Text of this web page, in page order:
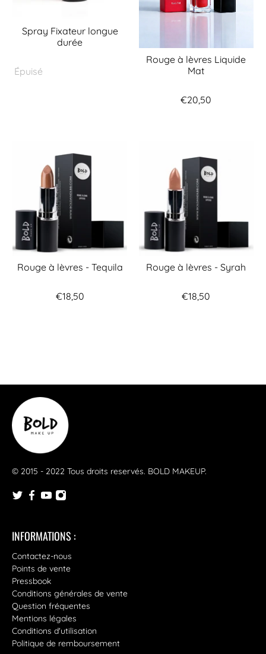
Spray Fixateur longue
durée
Épuisé
Rouge à lèvres Liquide
Mat
€20,50
Rouge à lèvres - Tequila
€18,50
Rouge à lèvres - Syrah
€18,50
© 2015 - 2022 Tous droits reservés. BOLD MAKEUP.
INFORMATIONS :
Contactez-nous
Points de vente
Pressbook
Conditions générales de vente
Question fréquentes
Mentions légales
Conditions d'utilisation
Politique de remboursement